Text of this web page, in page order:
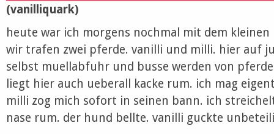
(vanilliquark)
heute war ich morgens nochmal mit dem
wir trafen zwei pferde. vanilli und milli. hier auf
selbst muellabfuhr und busse werden von
liegt hier auch ueberall kacke rum. ich mag
milli zog mich sofort in seinen bann. ich
nase rum. der hund bellte. vanilli guckte